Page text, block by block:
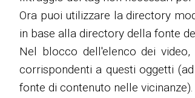
Ora puoi utilizzare la directory
in base alla directory della fonte
Nel blocco dell'elenco dei
corrispondenti a questi oggetti
fonte di contenuto nelle vicinanze).